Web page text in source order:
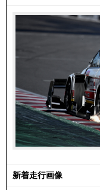
新着走行画像